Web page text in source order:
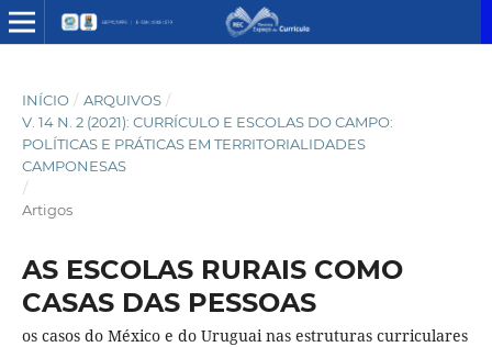
INÍCIO / ARQUIVOS /
V. 14 N. 2 (2021): CURRÍCULO E ESCOLAS DO CAMPO:
POLÍTICAS E PRÁTICAS EM TERRITORIALIDADES
CAMPONESAS
/
Artigos
AS ESCOLAS RURAIS COMO
CASAS DAS PESSOAS
os casos do México e do Uruguai nas estruturas curriculares